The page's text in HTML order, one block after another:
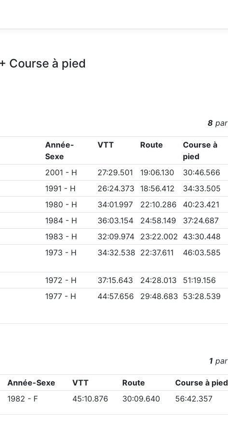
Course à pied
8
Année-
Sexe
VTT Route
Course à
pied
2001 - H 27:29.501 19:06.130 30:46.566
1991 - H 26:24.373 18:56.412 34:33.505
1980 - H 34:01.997 22:10.286 40:23.421
1984 - H 36:03.154 24:58.149 37:24.687
1983 - H 32:09.974 23:22.002 43:30.448
1973 - H 34:32.538 22:37.611 46:03.585
1972 - H 37:15.643 24:28.013 51:19.156
1977 - H 44:57.656 29:48.683 53:28.539
1
Année-Sexe VTT Route Course à pied
1982 - F 45:10.876 30:09.640 56:42.357